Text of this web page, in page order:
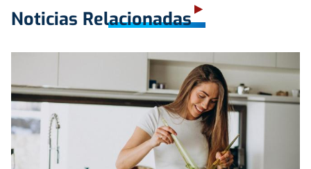
Noticias Relacionadas